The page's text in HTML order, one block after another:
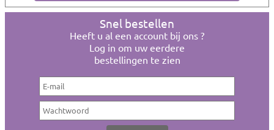
Snel bestellen
Heeft u al een account bij ons ?
Log in om uw eerdere
bestellingen te zien